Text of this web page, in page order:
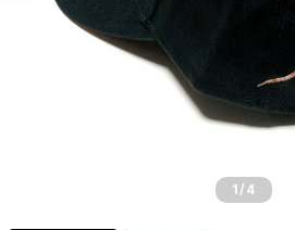
1 /4